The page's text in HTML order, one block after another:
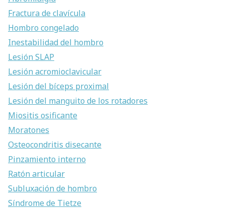
Fractura de clavícula
Hombro congelado
Inestabilidad del hombro
Lesión SLAP
Lesión acromioclavicular
Lesión del bíceps proximal
Lesión del manguito de los rotadores
Miositis osificante
Moratones
Osteocondritis disecante
Pinzamiento interno
Ratón articular
Subluxación de hombro
Síndrome de Tietze